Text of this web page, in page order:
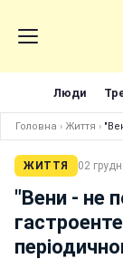
Люди
Головна › Життя ›
ЖИТТЯ 02
"Вени - не